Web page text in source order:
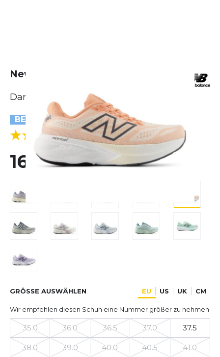
New Balance Fresh Foam 880 v15
Damen
BESTSELLER
5.0 (1 Bewertungen)
160,00 €
GRÖSSE AUSWÄHLEN EU US UK CM
Wir empfehlen diesen Schuh eine Nummer größer zu nehmen
35.0 36.0 36.5 37.0 37.5
38.0 39.0 40.0 40.5 41.0